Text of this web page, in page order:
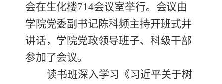
会在生化楼714会议室举行。 会议由
学院党委副 书记陈科频主持开班式并
讲话， 学院党政领导班子、科级干部
参加了会议。
读书班深入学习《习近平关于树